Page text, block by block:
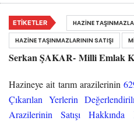
Serkan ŞAKAR- Milli Emlak
Hazineye ait tarım arazilerinin
Çıkarılan Yerlerin
Arazilerinin Satışı Hakkında
ETIKETLER
HAZINE
HAZINE TAŞINMAZLARININ SATIŞI